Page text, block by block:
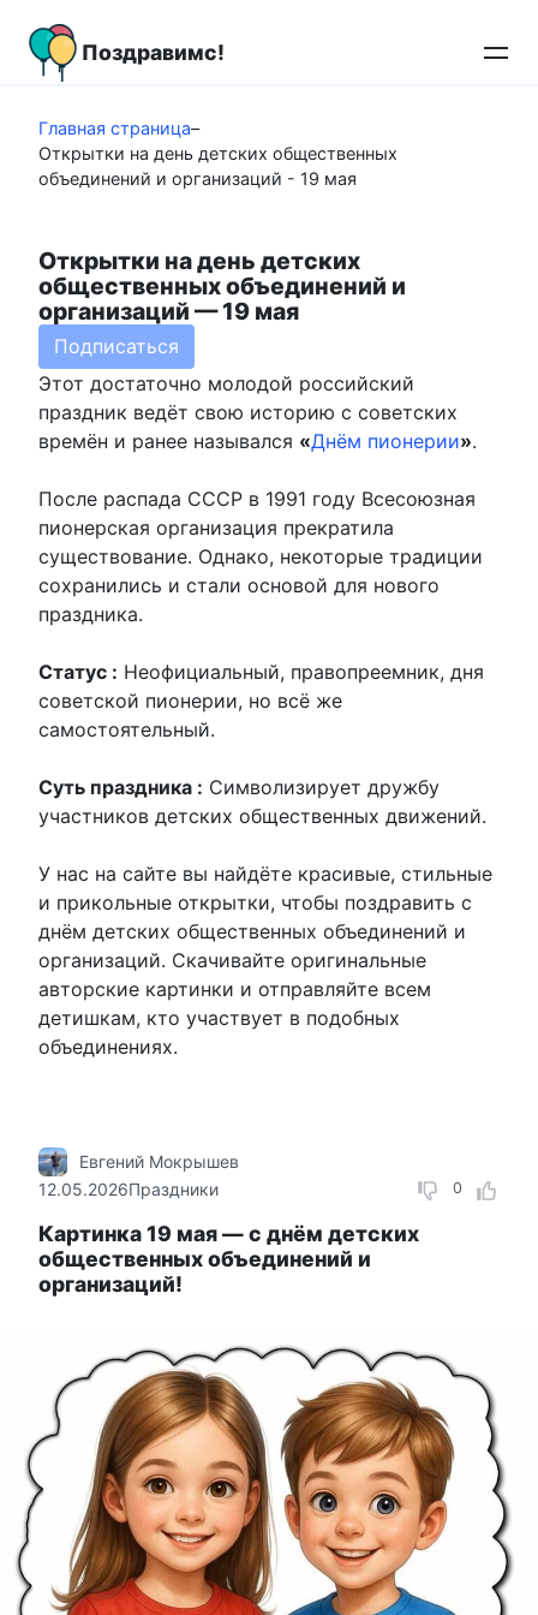
контенту
Поздравимс!
Главная страница–
Открытки на день детских общественных
объединений и организаций - 19 мая
Открытки на день детских
общественных объединений и
организаций — 19 мая
Подписаться
Этот достаточно молодой российский
праздник ведёт свою историю с советских
времён и ранее назывался «Днём пионерии».
После распада СССР в 1991 году Всесоюзная
пионерская организация прекратила
существование. Однако, некоторые традиции
сохранились и стали основой для нового
праздника.
Статус : Неофициальный, правопреемник, дня
советской пионерии, но всё же
самостоятельный.
Суть праздника : Символизирует дружбу
участников детских общественных движений.
У нас на сайте вы найдёте красивые, стильные
и прикольные открытки, чтобы поздравить с
днём детских общественных объединений и
организаций. Скачивайте оригинальные
авторские картинки и отправляйте всем
детишкам, кто участвует в подобных
объединениях.
0
Евгений Мокрышев
12.05.2026Праздники
Картинка 19 мая — с днём детских
общественных объединений и
организаций!